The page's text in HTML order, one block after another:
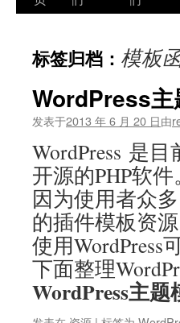
文标签归档： 模板
WordPress主
发表于2013 年 6 月 20 日由
WordPress 是
开源的PHP软件。
因为使用者众
的插件模板资源
使用
下面整理
WordPress主题